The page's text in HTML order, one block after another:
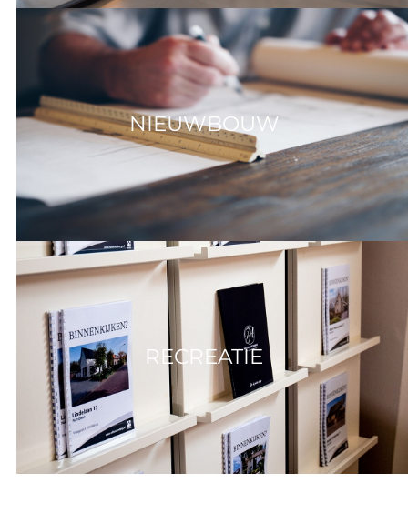
NIEUWBOUW
RECREATIE